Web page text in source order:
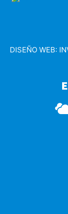
DISEÑO WEB: